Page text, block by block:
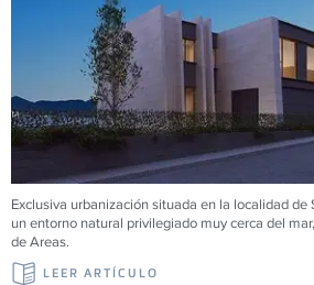
Exclusiva urbanización situada en la localidad de
un entorno natural privilegiado muy cerca del
de Areas.
LEER ARTÍCULO